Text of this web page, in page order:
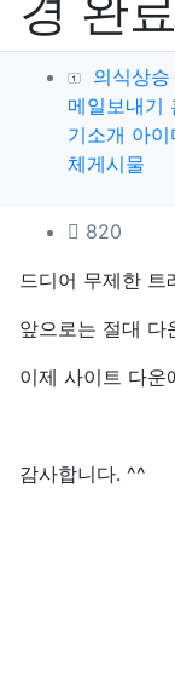
작성자 정
의식상승
메일보내기
기소개 아
체게시물
컨텐츠 정보
820
본문
드디어 무제한 트
앞으로는 절대 다
이제 사이트 다운
감사합니다. ^^